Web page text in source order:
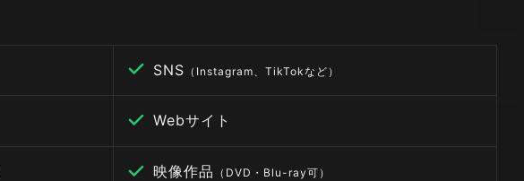
SNS （Instagram、TikTokなど）
Webサイト
映像作品 （DVD・Blu-ray可）